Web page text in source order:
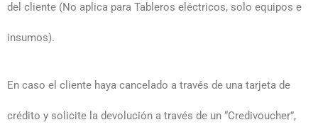
del cliente (No aplica para Tableros eléctricos, solo equipos e
insumos).
En caso el cliente haya cancelado a través de una tarjeta de
crédito y solicite la devolución a través de un “Credivoucher”,